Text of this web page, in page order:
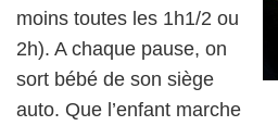
moins toutes les 1h1/2 ou
2h). A chaque pause, on
sort bébé de son siège
auto. Que l’enfant marche